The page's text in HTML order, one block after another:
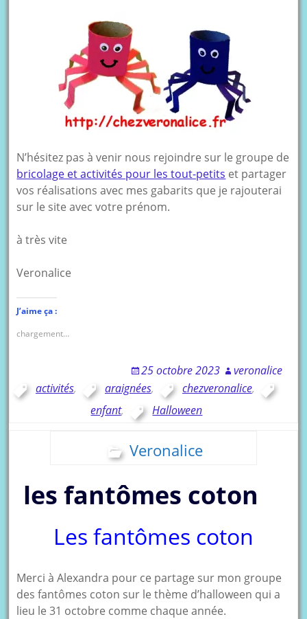
N’hésitez pas à venir nous rejoindre sur le groupe de
bricolage et activités pour les tout-petits et partager
vos réalisations avec mes gabarits que je rajouterai
sur le site avec votre prénom.
à très vite
Veronalice
J’aime ça :
chargement…
25 octobre 2023
veronalice
activités, araignées, chezveronalice,
enfant, Halloween
Veronalice
les fantômes coton
Les fantômes coton
Merci à Alexandra pour ce partage sur mon groupe
des fantômes coton sur le thème d’halloween qui a
lieu le 31 octobre comme chaque année.